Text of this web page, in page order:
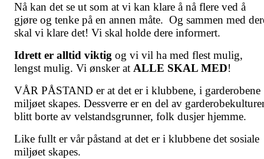
Nå kan det se ut som at vi kan klare å nå flere ved å
gjøre og tenke på en annen måte. Og sammen med
skal vi klare det! Vi skal holde dere informert.
Idrett er alltid viktig og vi vil ha med flest mulig,
lengst mulig. Vi ønsker at ALLE SKAL MED!
VÅR PÅSTAND er at det er i klubbene, i garderobene
miljøet skapes. Dessverre er en del av
blitt borte av velstandsgrunner, folk dusjer hjemme.
Like fullt er vår påstand at det er i klubbene det sosiale
miljøet skapes.